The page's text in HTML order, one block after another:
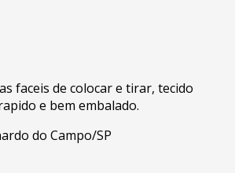
faceis de colocar e tirar, tecido
e bem embalado.
do Campo/SP